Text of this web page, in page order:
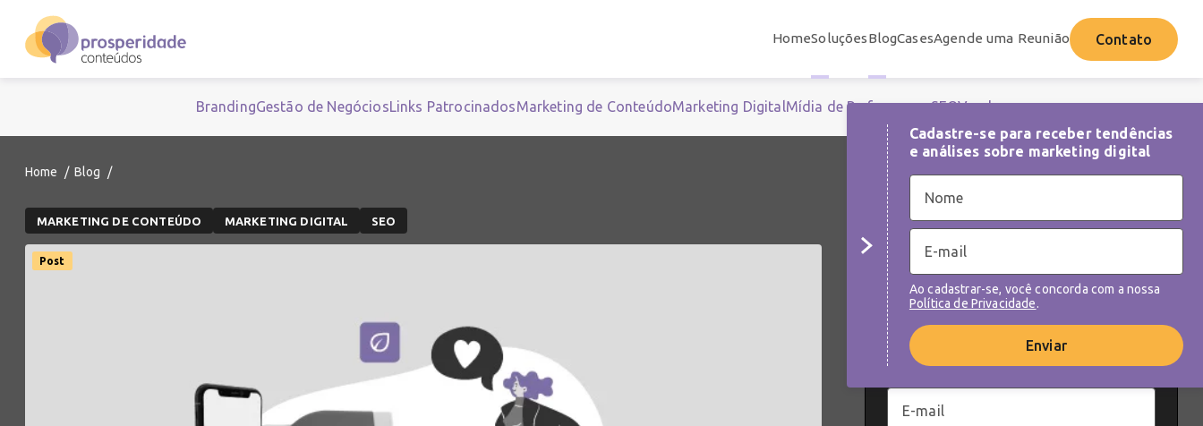
HomeSoluçõesBlogCasesAgende uma Reunião Contato
BrandingGestão de NegóciosLinks PatrocinadosMarketing de ConteúdoMarketing DigitalMídia de PerformanceSEOVendas
Cadastre-se para receber tendências
e análises sobre marketing digital
Ao cadastrar-se, você concorda com a nossa
Política de Privacidade.
Enviar
Home Blog
MARKETING DE CONTEÚDO MARKETING DIGITAL SEO
Post
NEWSLETTER
Cadastre-se para receber tendências e
análises sobre as melhores práticas de
marketing digital